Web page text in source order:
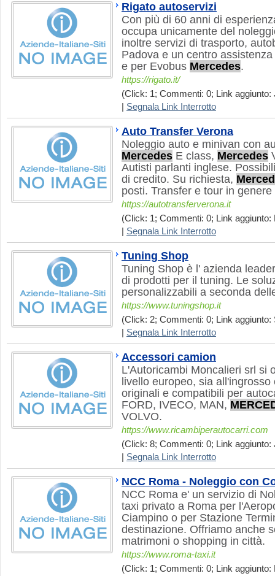
Rigato autoservizi
Con più di 60 anni di
occupa unicamente del
inoltre servizi di trasporto,
Padova e un centro
e per Evobus Mercedes.
https://rigato.it/
(Click: 1; Commenti: 0; Link aggiunto:
Segnala Link Interrotto
Auto Transfer Verona
Noleggio auto e minivan con
Mercedes E class, Mercedes
Autisti parlanti inglese.
di credito. Su richiesta,
posti. Transfer e tour in genere
https://autotransferverona.it
(Click: 1; Commenti: 0; Link aggiunto:
Segnala Link Interrotto
Tuning Shop
Tuning Shop è l' azienda
di prodotti per il tuning. Le
personalizzabili a seconda
https://www.tuningshop.it
(Click: 2; Commenti: 0; Link aggiunto:
Segnala Link Interrotto
Accessori camion
L'Autoricambi Moncalieri srl si
livello europeo, sia
originali e compatibili per
FORD, IVECO, MAN,
VOLVO.
https://www.ricambiperautocarri.com
(Click: 8; Commenti: 0; Link aggiunto:
Segnala Link Interrotto
NCC Roma - Noleggio con
NCC Roma e' un servizio di
taxi privato a Roma per
Ciampino o per Stazione
destinazione. Offriamo anche
matrimoni o shopping in città.
https://www.roma-taxi.it
(Click: 1; Commenti: 0; Link aggiunto: